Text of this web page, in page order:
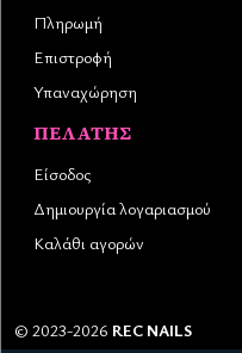
Πληρωμή
Επιστροφή
Υπαναχώρηση
ΠΕΛΆΤΗΣ
Είσοδος
Δημιουργία λογαριασμού
Καλάθι αγορών
© 2023-2026 REC NAILS